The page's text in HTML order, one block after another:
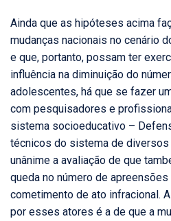
Ainda que as hipóteses acima
mudanças nacionais no cenário
e que, portanto, possam ter
influência na diminuição do
adolescentes, há que se fazer
com pesquisadores e
sistema socioeducativo –
técnicos do sistema de
unânime a avaliação de que
queda no número de
cometimento de ato infracional.
por esses atores é a de que a